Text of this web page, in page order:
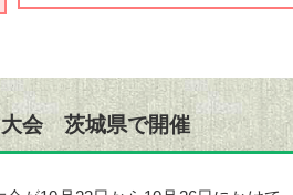
大会 茨城県で開催